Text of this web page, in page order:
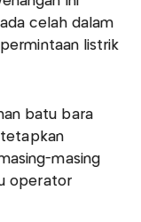
celah dalam
listrik
batu bara
masing
operator